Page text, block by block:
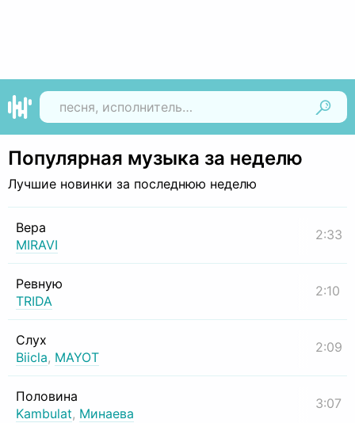
Популярная музыка за неделю
Лучшие новинки за последнюю неделю
Вера
MIRAVI
2:33
Ревную
TRIDA
2:10
Слух
Biicla, MAYOT
2:09
Половина
Kambulat, Минаева
3:07